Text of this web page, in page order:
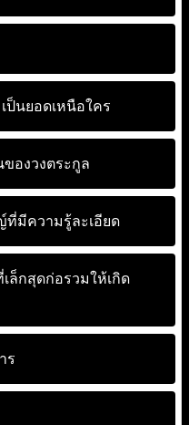
นยอดเหนือใคร
ของวงตระกูล
มีความรู้ละเอียด
เล็กสุดก่อรวมให้เกิด
ร